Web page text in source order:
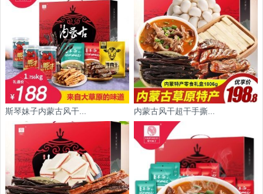
斯琴妹子内蒙古风干... 内蒙古风干超干手撕...